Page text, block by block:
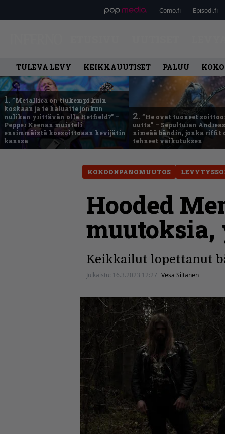
Como.fi Episodi.fi
TULEVA LEVY KEIKKAUUTISET PALUU
1. ”Metallica on tiukempi kuin
koskaan ja te haluatte jonkun
nulikan yrittävän olla Hetfield?” –
Pepper Keenan muisteli
ensimmäistä koesoittoaan hevijätin
kanssa
2. ”He ovat tuoneet
uutta” – Sepulturan
nimeää bändin, jonka riffit
tehneet vaikutuksen
KOKOONPANOMUUTOS
Hooded
Keikkailut lopettanut
Julkaistu: 16.3.2023 12:27 Vesa Siltanen